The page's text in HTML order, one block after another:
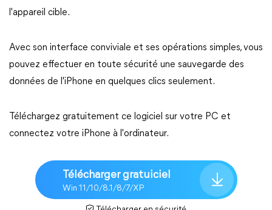
l'appareil cible.
Avec son interface conviviale et ses opérations simples, vous
pouvez effectuer en toute sécurité une sauvegarde des
données de l'iPhone en quelques clics seulement.
Téléchargez gratuitement ce logiciel sur votre PC et
connectez votre iPhone à l'ordinateur.
Télécharger gratuiciel
Win 11/10/8.1/8/7/XP